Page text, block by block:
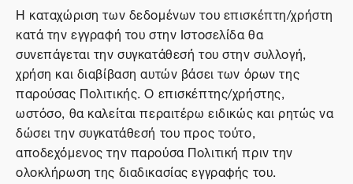
Η καταχώριση των δεδομένων του επισκέπτη/χρήστη
κατά την εγγραφή του στην Ιστοσελίδα θα
συνεπάγεται την συγκατάθεσή του στην συλλογή,
χρήση και διαβίβαση αυτών βάσει των όρων της
παρούσας Πολιτικής. Ο επισκέπτης/χρήστης,
ωστόσο, θα καλείται περαιτέρω ειδικώς και ρητώς να
δώσει την συγκατάθεσή του προς τούτο,
αποδεχόμενος την παρούσα Πολιτική πριν την
ολοκλήρωση της διαδικασίας εγγραφής του.